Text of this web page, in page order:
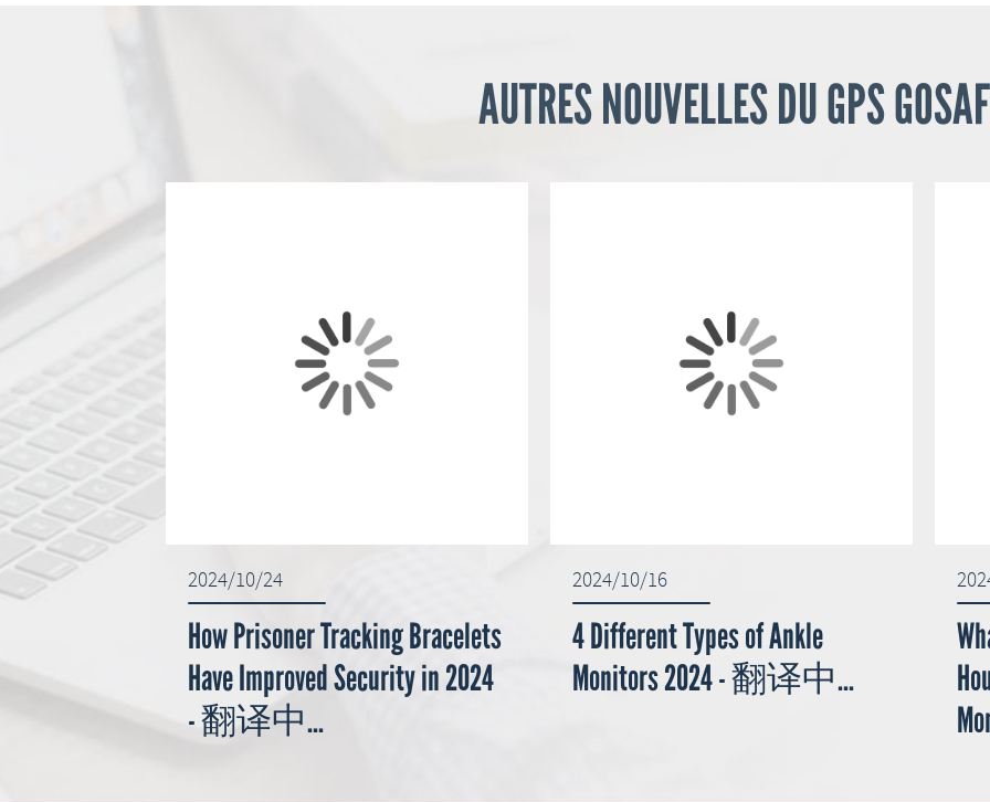
AUTRES NOUVELLES DU GPS
2024/10/24
How Prisoner Tracking Bracelets
Have Improved Security in 2024
- 翻译中...
2024/10/16
4 Different Types of Ankle
Monitors 2024 - 翻译中...